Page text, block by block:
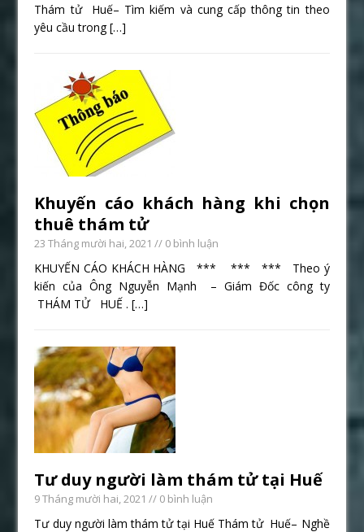
Thám tử Huế– Tìm kiếm và cung cấp thông tin theo
yêu cầu trong[…]
Khuyến cáo khách hàng khi chọn
thuê thám tử
23 Tháng mười hai, 2021 // 0 bình luận
KHUYẾN CÁO KHÁCH HÀNG *** *** *** Theo ý
kiến của Ông Nguyễn Mạnh – Giám Đốc công ty
THÁM TỬ HUẾ .[…]
Tư duy người làm thám tử tại Huế
9 Tháng mười hai, 2021 // 0 bình luận
Tư duy người làm thám tử tại Huế Thám tử Huế– Nghề